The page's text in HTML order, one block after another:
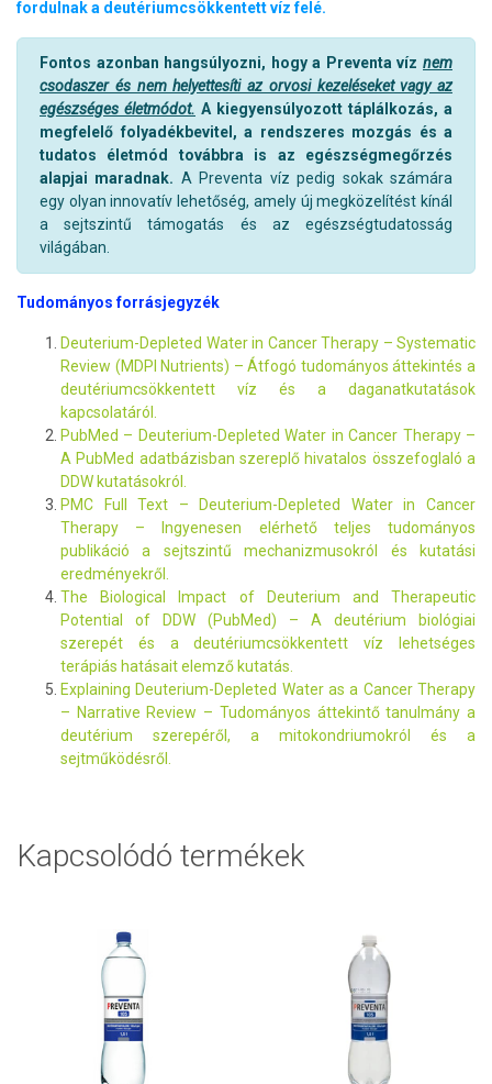
fordulnak a deutériumcsökkentett víz felé.
Fontos azonban hangsúlyozni, hogy a Preventa víz nem
csodaszer és nem helyettesíti az orvosi kezeléseket vagy az
egészséges életmódot. A kiegyensúlyozott táplálkozás, a
megfelelő folyadékbevitel, a rendszeres mozgás és a
tudatos életmód továbbra is az egészségmegőrzés
alapjai maradnak. A Preventa víz pedig sokak számára
egy olyan innovatív lehetőség, amely új megközelítést kínál
a sejtszintű támogatás és az egészségtudatosság
világában.
Tudományos forrásjegyzék
Deuterium-Depleted Water in Cancer Therapy – Systematic
Review (MDPI Nutrients) – Átfogó tudományos áttekintés a
deutériumcsökkentett víz és a daganatkutatások
kapcsolatáról.
PubMed – Deuterium-Depleted Water in Cancer Therapy –
A PubMed adatbázisban szereplő hivatalos összefoglaló a
DDW kutatásokról.
PMC Full Text – Deuterium-Depleted Water in Cancer
Therapy – Ingyenesen elérhető teljes tudományos
publikáció a sejtszintű mechanizmusokról és kutatási
eredményekről.
The Biological Impact of Deuterium and Therapeutic
Potential of DDW (PubMed) – A deutérium biológiai
szerepét és a deutériumcsökkentett víz lehetséges
terápiás hatásait elemző kutatás.
Explaining Deuterium-Depleted Water as a Cancer Therapy
– Narrative Review – Tudományos áttekintő tanulmány a
deutérium szerepéről, a mitokondriumokról és a
sejtműködésről.
Kapcsolódó termékek